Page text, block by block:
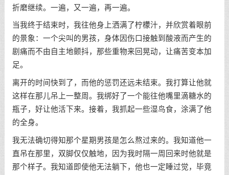
折磨继续。一遍，又一遍，再一遍。
当我终于结束时，我往他身上洒满了柠檬汁，并欣赏着眼前
的景象：一个尖叫的男孩，身体因伤口接触到酸液而产生的
剧痛而不由自主地颤抖，那些重物来回晃动，让痛苦变本加
足。
离开的时间快到了，而他的惩罚还远未结束。我打算让他就
这样在那儿吊上一整周。我绑好了一个能往他嘴里滴糖水的
瓶子，好让他活下来。接着，我抓起一些湿鸟食，涂满了他
的全身。
我无法确切得知那个星期男孩是怎么熬过来的。我知道他一
直吊在那里，双脚仅仅触地，因为我时隔一周回来时他就是
那个样子。我知道即使他无法躺下，他也一定睡过觉，毕竟